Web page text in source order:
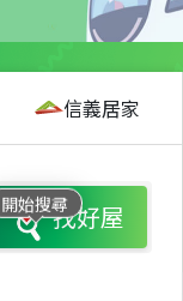
信義居家
開始搜尋
找好屋